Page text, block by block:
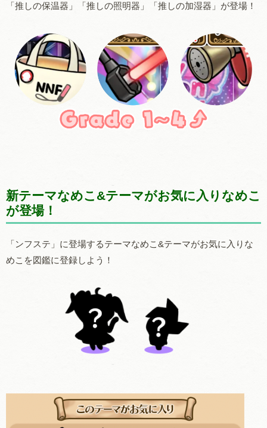
「推しの保温器」「推しの照明器」「推しの加湿器」が登場！
新テーマなめこ&テーマがお気に入りなめこ
が登場！
「ンフステ」に登場するテーマなめこ&テーマがお気に入りな
めこを図鑑に登録しよう！